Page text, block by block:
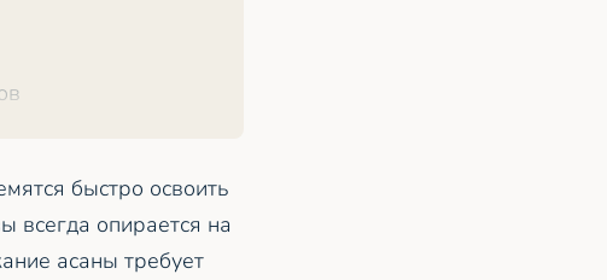
быстро освоить
всегда опирается на
асаны требует